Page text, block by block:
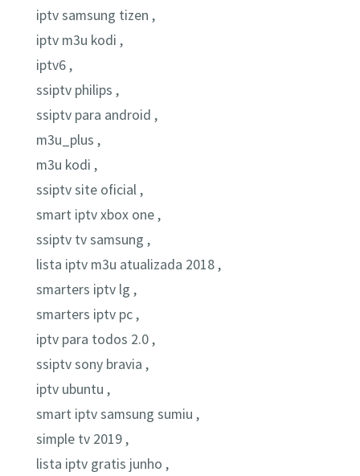
iptv samsung tizen ,
iptv m3u kodi ,
iptv6 ,
ssiptv philips ,
ssiptv para android ,
m3u_plus ,
m3u kodi ,
ssiptv site oficial ,
smart iptv xbox one ,
ssiptv tv samsung ,
lista iptv m3u atualizada 2018 ,
smarters iptv lg ,
smarters iptv pc ,
iptv para todos 2.0 ,
ssiptv sony bravia ,
iptv ubuntu ,
smart iptv samsung sumiu ,
simple tv 2019 ,
lista iptv gratis junho ,